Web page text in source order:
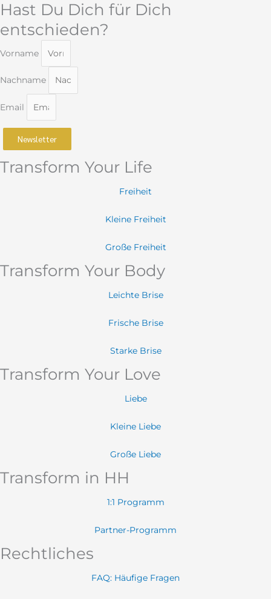
Hast Du Dich für Dich
entschieden?
Vorname
Nachname
Email
Newsletter
Transform Your Life
Freiheit
Kleine Freiheit
Große Freiheit
Transform Your Body
Leichte Brise
Frische Brise
Starke Brise
Transform Your Love
Liebe
Kleine Liebe
Große Liebe
Transform in HH
1:1 Programm
Partner-Programm
Rechtliches
FAQ: Häufige Fragen